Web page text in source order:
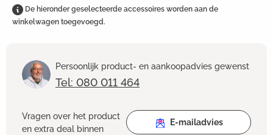
De hieronder geselecteerde accessoires worden aan de
winkelwagen toegevoegd.
Persoonlijk product- en aankoopadvies gewenst
Tel: 080 011 464
Vragen over het product
en extra deal binnen
E-mailadvies